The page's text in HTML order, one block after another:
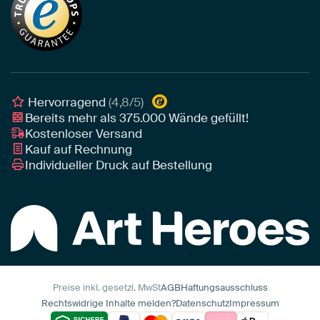
Leinwand
Leinwand für draußen
Akustik-Tipps
Tipps von unseren Botschaftern
Individuelle Einrichtungsberatung
Unser Team
Botschafter
Awards und Preise
Art Heroes App
Hervorragend(4,8/5)
Bereits mehr als375.000Wände gefüllt!
Kostenloser Versand
Kauf auf Rechnung
Individueller Druck auf Bestellung
Preise inkl. gesetzl. MwStAGBHaftungsausschluss
Rechtswidrige Inhalte melden?DatenschutzImpressum